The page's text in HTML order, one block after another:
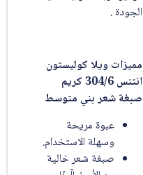
الجودة .
مميزات ويلا كوليستون
انتنس 304/6 كريم
صبغة شعر بني متوسط
عبوة مريحة
وسهلة الاستخدام.
صبغة شعر خالية